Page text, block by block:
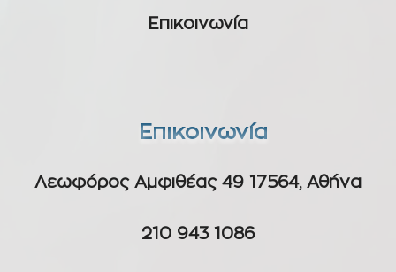
Επικοινωνία
Επικοινωνία
Λεωφόρος Αμφιθέας 49 17564, Αθήνα
210 943 1086